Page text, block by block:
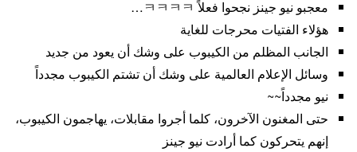
معجبو نيو جينز نجحوا فعلاً ㅋㅋㅋㅋ…
هؤلاء الفتيات محرجات للغاية
الجانب المظلم من الكيبوب على وشك أن يعود من جديد
وسائل الإعلام العالمية على وشك أن تشتم الكيبوب مجدداً
نيو مجدداً~~
حتى المغنون الآخرون، كلما أجروا مقابلات، يهاجمون الكيبوب،
إنهم يتحركون كما أرادت نيو جينز